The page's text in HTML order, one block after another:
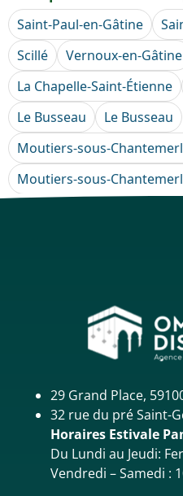
Saint-Paul-en-Gâtine
Scillé
Vernoux-en-Gâtine
La Chapelle-Saint-Étienne
Le Busseau
Le Busseau
Moutiers-sous-
Moutiers-sous-
29 Grand Place,
32 rue du pré Saint-
Horaires Estivale
Du Lundi au Jeudi:
Vendredi – Samedi :